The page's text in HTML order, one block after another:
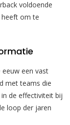
voldoende
om te
een vast
met teams die
de effectiviteit bij
loop der jaren